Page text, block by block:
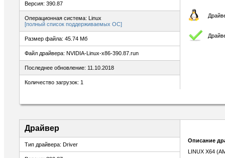
Версия: 390.87
Операционная система: Linux
[полный список поддерживаемых ОС]
Размер файла: 45.74 Мб
Файл драйвера: NVIDIA-Linux-x86-390.87.run
Последнее обновление: 11.10.2018
Количество загрузок: 1
Драйвер
Тип драйвера: Driver
Описание
LINUX X64